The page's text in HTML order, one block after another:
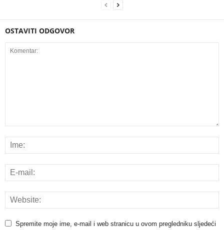
OSTAVITI ODGOVOR
Spremite moje ime, e-mail i web stranicu u ovom pregledniku sljedeći